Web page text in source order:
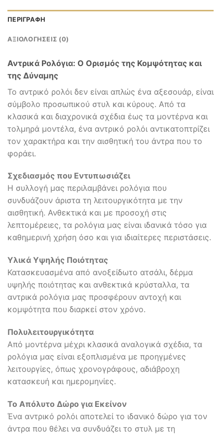
ΠΕΡΙΓΡΑΦΉ
ΑΞΙΟΛΟΓΉΣΕΙΣ (0)
Αντρικά Ρολόγια: Ο Ορισμός της Κομψότητας και
της Δύναμης
Το αντρικό ρολόι δεν είναι απλώς ένα αξεσουάρ, είναι
σύμβολο προσωπικού στυλ και κύρους. Από τα
κλασικά και διαχρονικά σχέδια έως τα μοντέρνα και
τολμηρά μοντέλα, ένα αντρικό ρολόι αντικατοπτρίζει
τον χαρακτήρα και την αισθητική του άντρα που το
φοράει.
Σχεδιασμός που Εντυπωσιάζει
Η συλλογή μας περιλαμβάνει ρολόγια που
συνδυάζουν άριστα τη λειτουργικότητα με την
αισθητική. Ανθεκτικά και με προσοχή στις
λεπτομέρειες, τα ρολόγια μας είναι ιδανικά τόσο για
καθημερινή χρήση όσο και για ιδιαίτερες περιστάσεις.
Υλικά Υψηλής Ποιότητας
Κατασκευασμένα από ανοξείδωτο ατσάλι, δέρμα
υψηλής ποιότητας και ανθεκτικά κρύσταλλα, τα
αντρικά ρολόγια μας προσφέρουν αντοχή και
κομψότητα που διαρκεί στον χρόνο.
Πολυλειτουργικότητα
Από μοντέρνα μέχρι κλασικά αναλογικά σχέδια, τα
ρολόγια μας είναι εξοπλισμένα με προηγμένες
λειτουργίες, όπως χρονογράφους, αδιάβροχη
κατασκευή και ημερομηνίες.
Το Απόλυτο Δώρο για Εκείνον
Ένα αντρικό ρολόι αποτελεί το ιδανικό δώρο για τον
άντρα που θέλει να συνδυάζει το στυλ με τη